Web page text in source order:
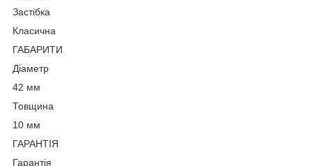
Застібка
Класична
ГАБАРИТИ
Діаметр
42 мм
Товщина
10 мм
ГАРАНТІЯ
Гарантія